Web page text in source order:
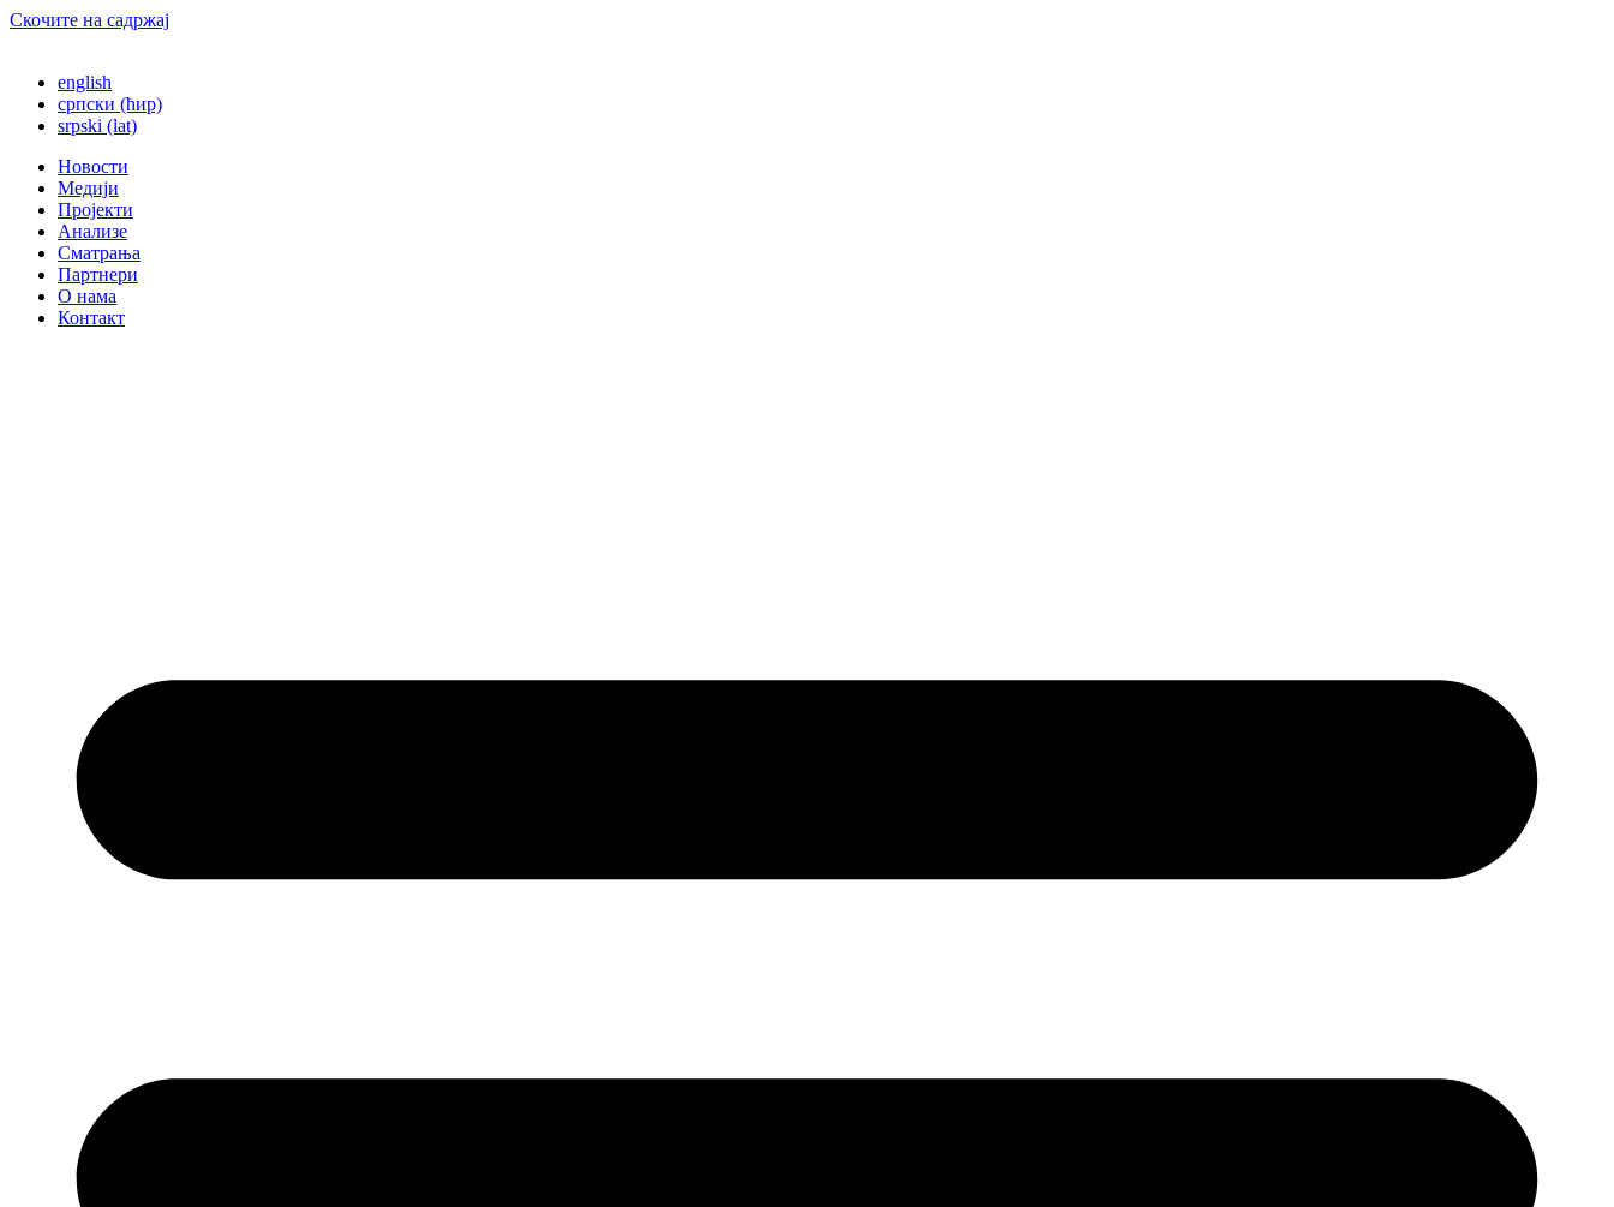
Скочите на садржај
english
српски (ћир)
srpski (lat)
Новости
Медији
Пројекти
Анализе
Сматрања
Партнери
О нама
Контакт